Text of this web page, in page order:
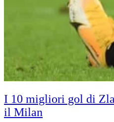
I 10 migliori gol di
il Milan